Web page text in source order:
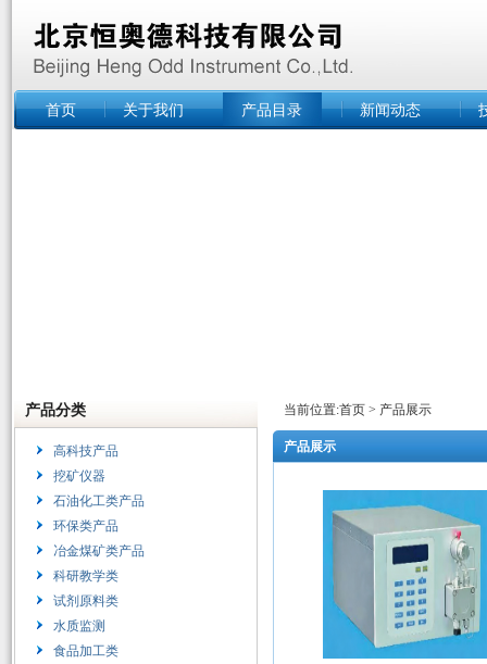
首页 关于我们 产品目录 新闻动态
产品分类
高科技产品
挖矿仪器
石油化工类产品
环保类产品
冶金煤矿类产品
科研教学类
试剂原料类
水质监测
食品加工类
当前位置:首页 > 产品展示
产品展示